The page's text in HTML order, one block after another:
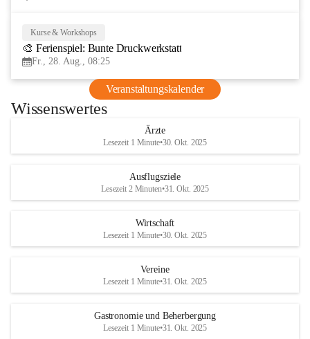
Kurse & Workshops
🎨 Ferienspiel: Bunte Druckwerkstatt
Fr., 28. Aug., 08:25
Veranstaltungskalender
Wissenswertes
Ärzte
Lesezeit 1 Minute•30. Okt. 2025
Ausflugsziele
Lesezeit 2 Minuten•31. Okt. 2025
Wirtschaft
Lesezeit 1 Minute•30. Okt. 2025
Vereine
Lesezeit 1 Minute•31. Okt. 2025
Gastronomie und Beherbergung
Lesezeit 1 Minute•31. Okt. 2025